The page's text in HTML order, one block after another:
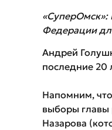
«СуперОмск»:
Федерации
Андрей
последние 20
Напомним,
выборы главы
Назарова